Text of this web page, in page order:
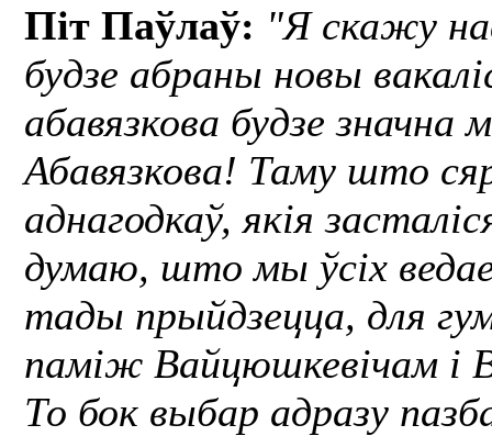
Піт Паўлаў: "Я скажу
будзе абраны новы
абавязкова будзе значна
Абавязкова! Таму што
аднагодкаў, якія
думаю, што мы ўсіх
тады прыйдзецца, для
паміж Вайцюшкевічам і
То бок выбар адразу